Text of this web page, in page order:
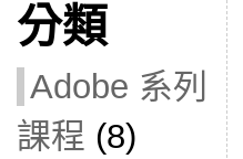
分類
Adobe 系列
課程 (8)